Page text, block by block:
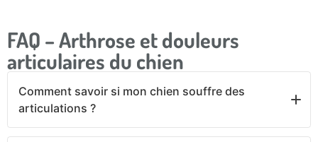
FAQ – Arthrose et douleurs
articulaires du chien
Comment savoir si mon chien souffre des
articulations ?